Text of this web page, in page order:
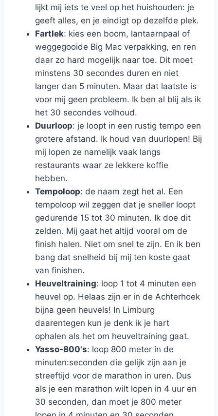
lijkt mij iets te veel op het huishouden: je
geeft alles, en je eindigt op dezelfde plek.
Fartlek: kies een boom, lantaarnpaal of
weggegooide Big Mac verpakking, en ren
daar zo hard mogelijk naar toe. Dit moet
minstens 30 secondes duren en niet
langer dan 5 minuten. Maar dat laatste is
voor mij geen probleem. Ik ben al blij als ik
het 30 secondes volhoud.
Duurloop: je loopt in een rustig tempo een
grotere afstand. Ik houd van duurlopen! Bij
mij lopen ze namelijk vaak langs
restaurants waar ze lekkere koffie
hebben.
Tempoloop: de naam zegt het al. Een
tempoloop wil zeggen dat je sneller loopt
gedurende 15 tot 30 minuten. Ik doe dit
zelden. Mij gaat het altijd vooral om de
finish halen. Niet om snel te zijn. En ik ben
bang dat snelheid bij mij ten koste gaat
van finishen.
Heuveltraining: loop 1 tot 4 minuten een
heuvel op. Helaas zijn er in de Achterhoek
bijna geen heuvels! In Limburg
daarentegen kun je denk ik je hart
ophalen als het om heuveltraining gaat.
Yasso-800's: loop 800 meter in de
minuten:seconden die gelijk zijn aan je
streeftijd voor de marathon in uren. Dus
als je een marathon wilt lopen in 4 uur en
30 seconden, dan moet je 800 meter